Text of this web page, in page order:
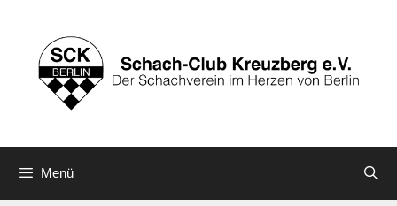
springen
Menü